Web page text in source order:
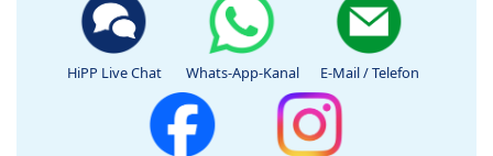
HiPP Live Chat Whats-App-Kanal E-Mail / Telefon